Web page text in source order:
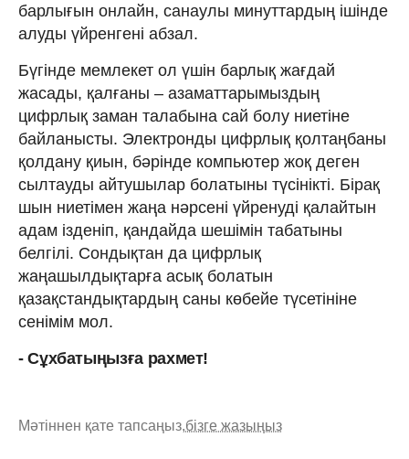
барлығын онлайн, санаулы минуттардың ішінде
алуды үйренгені абзал.
Бүгінде мемлекет ол үшін барлық жағдай
жасады, қалғаны – азаматтарымыздың
цифрлық заман талабына сай болу ниетіне
байланысты. Электронды цифрлық қолтаңбаны
қолдану қиын, бәрінде компьютер жоқ деген
сылтауды айтушылар болатыны түсінікті. Бірақ
шын ниетімен жаңа нәрсені үйренуді қалайтын
адам ізденіп, қандайда шешімін табатыны
белгілі. Сондықтан да цифрлық
жаңашылдықтарға асық болатын
қазақстандықтардың саны көбейе түсетініне
сенімім мол.
- Сұхбатыңызға рахмет!
Мәтіннен қате тапсаңыз,бізге жазыңыз